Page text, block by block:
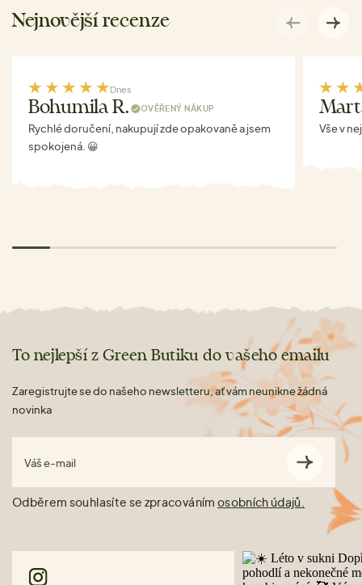
Nejnovější recenze
Dnes
Bohumila R. OVĚŘENÝ NÁKUP
Rychlé doručení, nakupují zde opakovaně a jsem
spokojená. 😀
Vše v
To nejlepší z Green Butiku do vašeho emailu
Zaregistrujte se do našeho newsletteru, ať vám neunikne žádná
novinka
Váš e-mail
Odběrem souhlasíte se zpracováním osobních údajů.